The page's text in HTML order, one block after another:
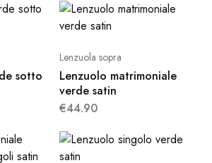
sotto
Lenzuola sopra
Lenzuolo matrimoniale
verde satin
€44.90